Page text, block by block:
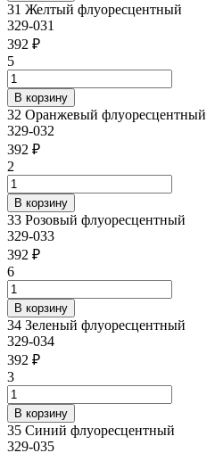
31 Желтый флуоресцентный
329-031
392 ₽
5
32 Оранжевый флуоресцентный
329-032
392 ₽
2
33 Розовый флуоресцентный
329-033
392 ₽
6
34 Зеленый флуоресцентный
329-034
392 ₽
3
35 Синий флуоресцентный
329-035